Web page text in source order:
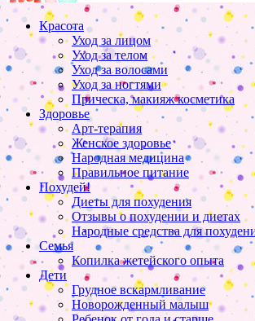
Красота
Уход за лицом
Уход за телом
Уход за волосами
Уход за ногтями
Прическа, макияж косметика
Здоровье
Арт-терапия
Женское здоровье
Народная медицина
Правильное питание
Похудей!
Диеты для похудения
Отзывы о похудении и диетах
Народные средства для
Семья
Копилка жетейского опыта
Дети
Грудное вскармливание
Новорожденный малыш